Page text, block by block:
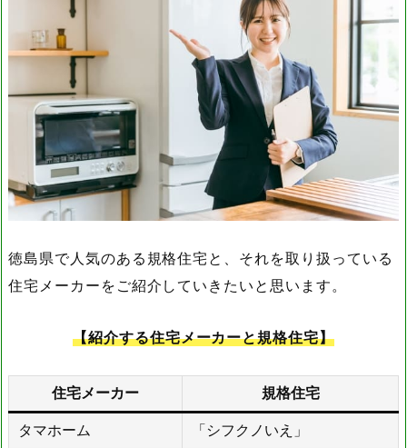
徳島県で人気のある規格住宅と、それを取り扱っている
住宅メーカーをご紹介していきたいと思います。
【紹介する住宅メーカーと規格住宅】
住宅メーカー 規格住宅
タマホーム
「シフクノいえ」